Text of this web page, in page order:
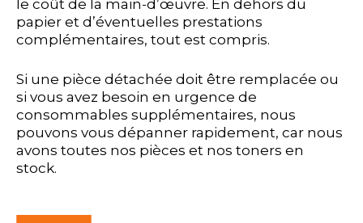
le coût de la main-d’œuvre. En dehors du
papier et d’éventuelles prestations
complémentaires, tout est compris.
Si une pièce détachée doit être remplacée ou
si vous avez besoin en urgence de
consommables supplémentaires, nous
pouvons vous dépanner rapidement, car nous
avons toutes nos pièces et nos toners en
stock.